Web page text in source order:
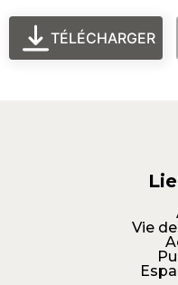
TÉLÉCHARGER
Vie